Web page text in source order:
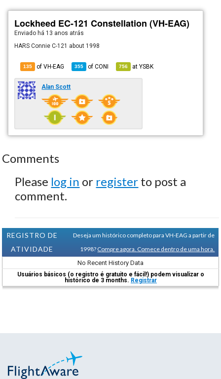
Lockheed EC-121 Constellation (VH-EAG)
Enviado há 13 anos atrás
HARS Connie C-121 about 1998
135 of VH-EAG 355 ofCONI 756 atYSBK
Alan Scott
Comments
Please log in or register to post a
comment.
REGISTRO DE
ATIVIDADE
Deseja um histórico completo para VH-EAG a partir de
1998? Compre agora. Comece dentro de uma hora.
No Recent History Data
Usuários básicos (o registro é gratuito e fácil!) podem visualizar o
histórico de 3 months. Registrar